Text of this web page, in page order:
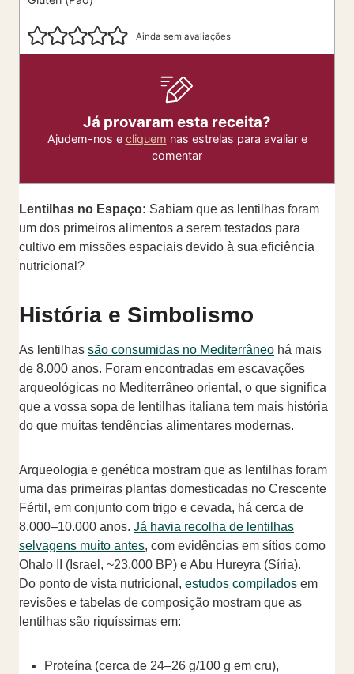
Ainda sem avaliações
Já provaram esta receita?
Ajudem-nos e cliquem nas estrelas para avaliar e
comentar
Lentilhas no Espaço: Sabiam que as lentilhas foram
um dos primeiros alimentos a serem testados para
cultivo em missões espaciais devido à sua eficiência
nutricional?
História e Simbolismo
As lentilhas são consumidas no Mediterrâneo há mais
de 8.000 anos. Foram encontradas em escavações
arqueológicas no Mediterrâneo oriental, o que significa
que a vossa sopa de lentilhas italiana tem mais história
do que muitas tendências alimentares modernas.
Arqueologia e genética mostram que as lentilhas foram
uma das primeiras plantas domesticadas no Crescente
Fértil, em conjunto com trigo e cevada, há cerca de
8.000–10.000 anos. Já havia recolha de lentilhas
selvagens muito antes, com evidências em sítios como
Ohalo II (Israel, ~23.000 BP) e Abu Hureyra (Síria).
Do ponto de vista nutricional, estudos compilados em
revisões e tabelas de composição mostram que as
lentilhas são riquíssimas em:
Proteína (cerca de 24–26 g/100 g em cru),